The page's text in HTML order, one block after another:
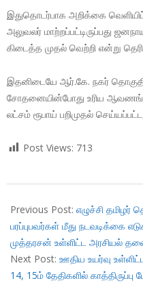
இதுதொடர்பாக அறிக்கை
அலுவலர் மாற்றப்பட்டிருப்பது
கிடைத்த முதல் வெற்றி என்று
இதனிடையே ஆர்.கே. நகர்
சோதனையின்போது உரிய
லட்சம் ரூபாய் பறிமுதல்
Post Views: 713
12-
10
Previous Post: எழுச்சி தமிழர்
பரப்புபவர்கள் மீது நடவடிக்கை
முத்தரசன் உள்ளிட்ட அரசியல்
Next Post: ஊதிய உயர்வு
14, 15ம் தேதிகளில்